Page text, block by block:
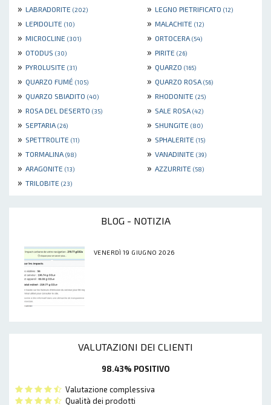
» LABRADORITE (202) » LEGNO PIETRIFICATO (12)
» LEPIDOLITE (10) » MALACHITE (12)
» MICROCLINE (301) » ORTOCERA (54)
» OTODUS (30) » PIRITE (26)
» PYROLUSITE (31) » QUARZO (165)
» QUARZO FUMÉ (105) » QUARZO ROSA (56)
» QUARZO SBIADITO (40) » RHODONITE (25)
» ROSA DEL DESERTO (35) » SALE ROSA (42)
» SEPTARIA (26) » SHUNGITE (80)
» SPETTROLITE (11) » SPHALERITE (15)
» TORMALINA (98) » VANADINITE (39)
» ARAGONITE (13) » AZZURRITE (58)
» TRILOBITE (23)
BLOG - NOTIZIA
VENERDÌ 19 GIUGNO 2026
VALUTAZIONI DEI CLIENTI
98.43% POSITIVO
Valutazione complessiva
Qualità dei prodotti